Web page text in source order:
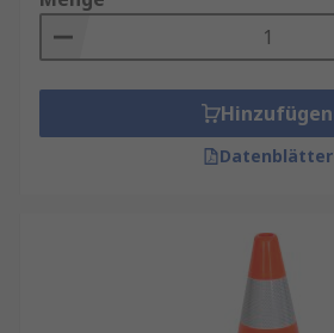
Hinzufügen
Datenblätter